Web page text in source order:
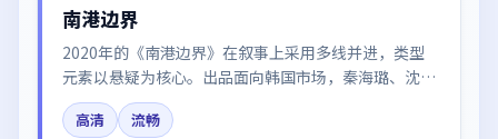
南港边界
2020年的《南港边界》在叙事上采用多线并进，类型
元素以悬疑为核心。出品面向韩国市场，秦海璐、沈
腾、廖凡、周冬雨、周迅所饰角色推动关键反转，结尾
留白引发讨论。
高清
流畅